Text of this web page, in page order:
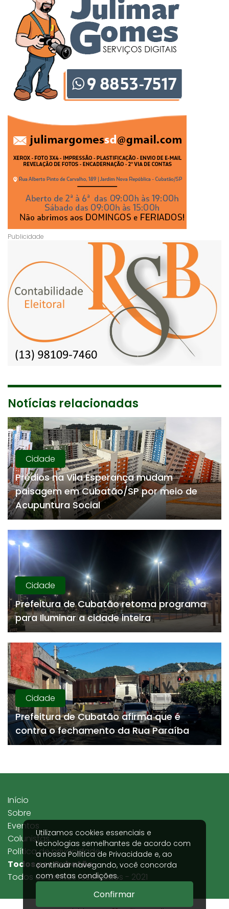
Notícias relacionadas
Cidade
Prédios na Vila Esperança mudam
paisagem em Cubatão/SP por meio de
Acupuntura Social
Cidade
Prefeitura de Cubatão retoma programa
para Iluminar a cidade inteira
Cidade
Prefeitura de Cubatão afirma que é
contra o fechamento da Rua Paraíba
Utilizamos cookies essenciais e
tecnologias semelhantes de acordo com
a nossaPolítica de Privacidade e, ao
continuar navegando, você concorda
com estas condições.
Confirmar
Todos por Cubatão
Todos os direitos reservados - 2021
Início
Sobre
Eventos
Colunistas
Política de privacidade